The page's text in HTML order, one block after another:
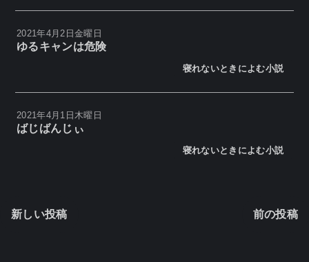
2021年4月2日金曜日
ゆるキャンは危険
寝れないときによむ小説
2021年4月1日木曜日
ばじばんじぃ
寝れないときによむ小説
新しい投稿 前の投稿